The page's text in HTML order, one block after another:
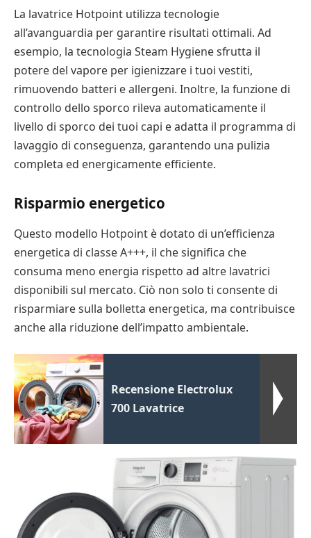
La lavatrice Hotpoint utilizza tecnologie
all’avanguardia per garantire risultati ottimali. Ad
esempio, la tecnologia Steam Hygiene sfrutta il
potere del vapore per igienizzare i tuoi vestiti,
rimuovendo batteri e allergeni. Inoltre, la funzione di
controllo dello sporco rileva automaticamente il
livello di sporco dei tuoi capi e adatta il programma di
lavaggio di conseguenza, garantendo una pulizia
completa ed energicamente efficiente.
Risparmio energetico
Questo modello Hotpoint è dotato di un’efficienza
energetica di classe A+++, il che significa che
consuma meno energia rispetto ad altre lavatrici
disponibili sul mercato. Ciò non solo ti consente di
risparmiare sulla bolletta energetica, ma contribuisce
anche alla riduzione dell’impatto ambientale.
Recensione Electrolux
700 Lavatrice